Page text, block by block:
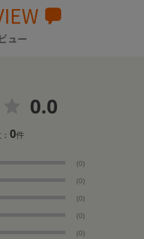
ュー
0.0
：0件
(0)
(0)
(0)
(0)
(0)